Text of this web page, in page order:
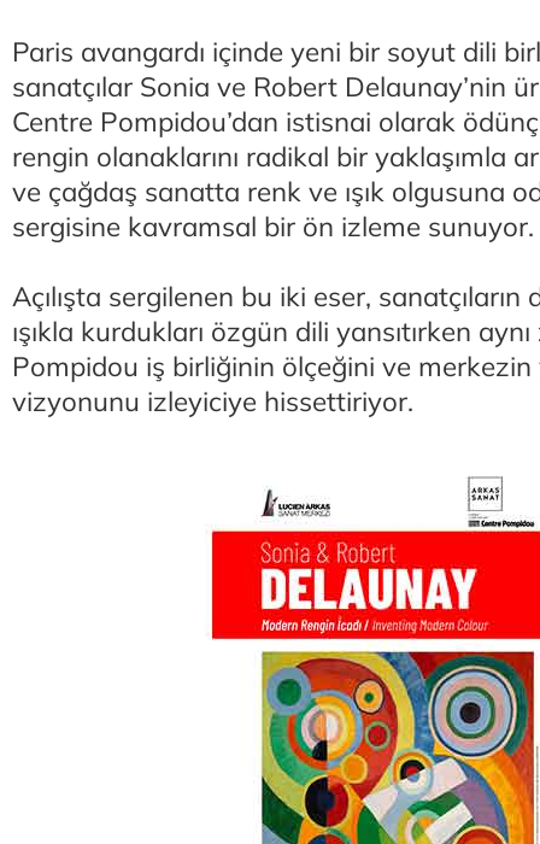
Paris avangardı içinde yeni bir soyut dili
sanatçılar Sonia ve Robert Delaunay’nin
Centre Pompidou’dan istisnai olarak
rengin olanaklarını radikal bir yaklaşımla
ve çağdaş sanatta renk ve ışık olgusuna
sergisine kavramsal bir ön izleme sunuyor.
Açılışta sergilenen bu iki eser,
ışıkla kurdukları özgün dili yansıtırken
Pompidou iş birliğinin ölçeğini ve
vizyonunu izleyiciye hissettiriyor.